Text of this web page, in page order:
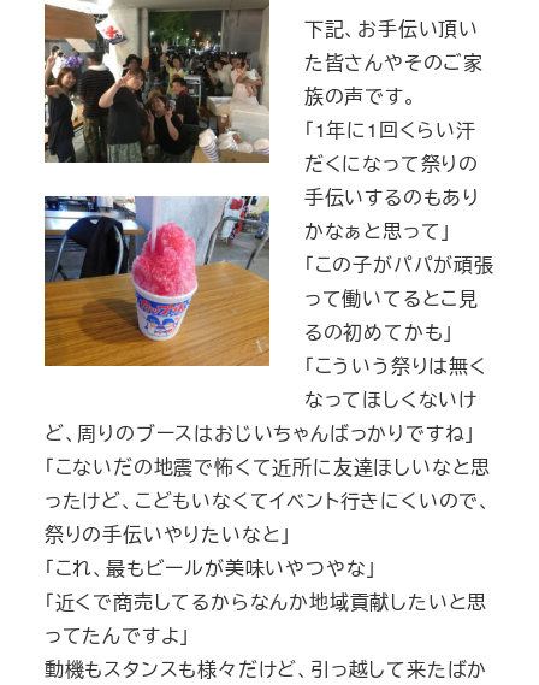
下記、お手伝い頂い
た皆さんやそのご家
族の声です。
「1年に1回くらい汗
だくになって祭りの
手伝いするのもあり
かなぁと思って」
「この子がパパが頑張
って働いてるとこ見
るの初めてかも」
「こういう祭りは無く
なってほしくないけ
ど、周りのブースはおじいちゃんばっかりですね」
「こないだの地震で怖くて近所に友達ほしいなと思
ったけど、こどもいなくてイベント行きにくいので、
祭りの手伝いやりたいなと」
「これ、最もビールが美味いやつやな」
「近くで商売してるからなんか地域貢献したいと思
ってたんですよ」
動機もスタンスも様々だけど、引っ越して来たばか